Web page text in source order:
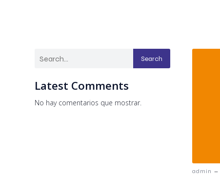
Search
Latest Comments
No hay comentarios que mostrar.
admin –